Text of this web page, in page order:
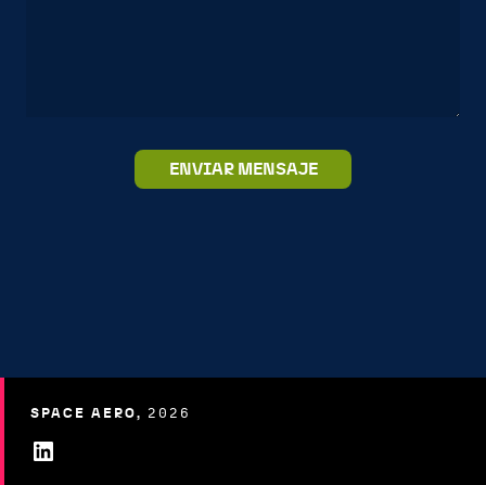
SPACE AERO, 2026
LinkedIn